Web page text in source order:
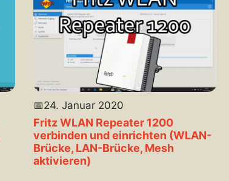
📅24. Januar 2020
Fritz WLAN Repeater 1200
verbinden und einrichten (WLAN-
Brücke, LAN-Brücke, Mesh
aktivieren)